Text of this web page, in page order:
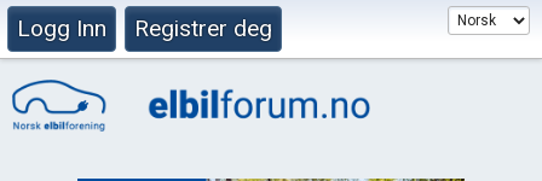
Logg Inn Registrer deg